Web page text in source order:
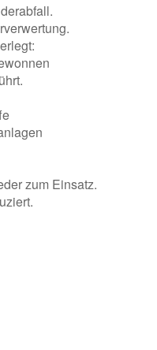
zum Einsatz.